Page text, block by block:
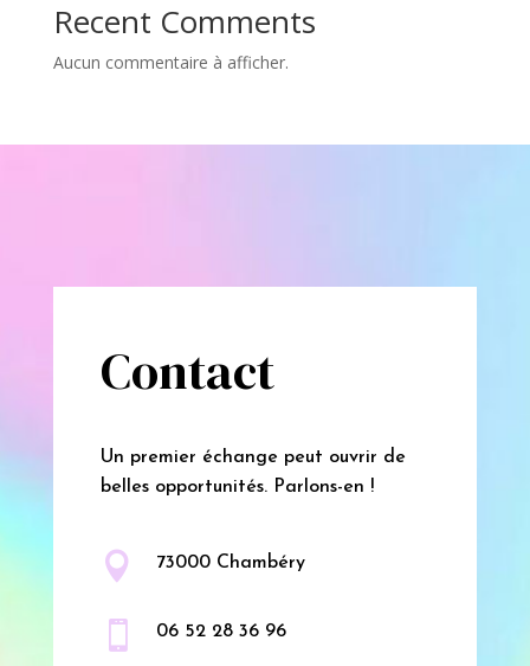
Recent Comments
Aucun commentaire à afficher.
Contact
Un premier échange peut ouvrir de
belles opportunités. Parlons-en !
 73000 Chambéry
 06 52 28 36 96